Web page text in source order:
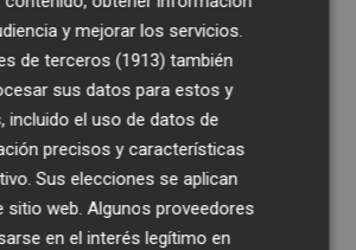
y mejorar los servicios.
de terceros (1913) también
sus datos para estos y
incluido el uso de datos de
precisos y características
Sus elecciones se aplican
sitio web. Algunos proveedores
en el interés legítimo en